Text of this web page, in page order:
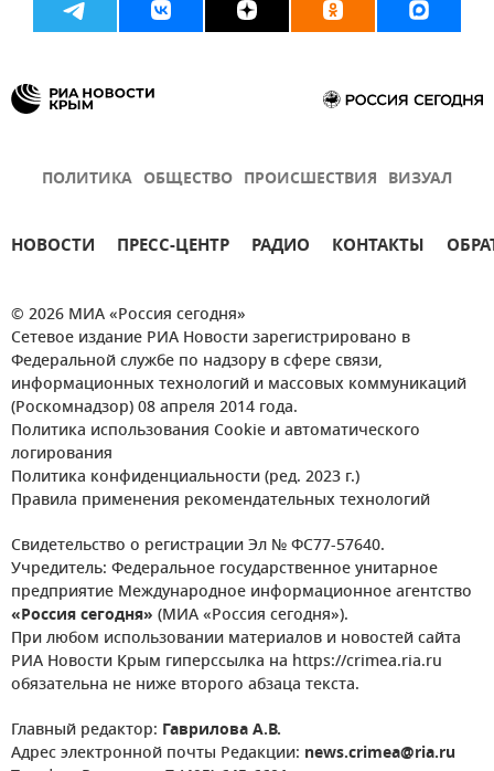
ПОЛИТИКА ОБЩЕСТВО ПРОИСШЕСТВИЯ ВИЗУАЛ
НОВОСТИ ПРЕСС-ЦЕНТР РАДИО КОНТАКТЫ
© 2026 МИА «Россия сегодня»
Сетевое издание РИА Новости зарегистрировано в
Федеральной службе по надзору в сфере связи,
информационных технологий и массовых коммуникаций
(Роскомнадзор) 08 апреля 2014 года.
Политика использования Cookie и автоматического
логирования
Политика конфиденциальности (ред. 2023 г.)
Правила применения рекомендательных технологий
Свидетельство о регистрации Эл № ФС77-57640.
Учредитель: Федеральное государственное унитарное
предприятие Международное информационное агентство
«Россия сегодня» (МИА «Россия сегодня»).
При любом использовании материалов и новостей сайта
РИА Новости Крым гиперссылка на https://crimea.ria.ru
обязательна не ниже второго абзаца текста.
Главный редактор: Гаврилова А.В.
Адрес электронной почты Редакции: news.crimea@ria.ru